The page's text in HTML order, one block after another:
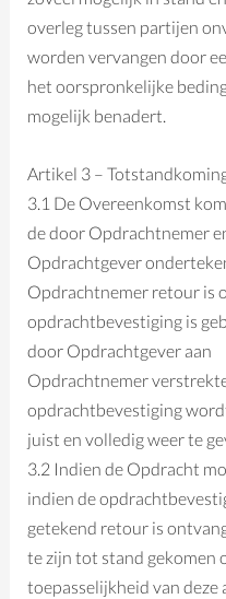
overleg tussen partijen
worden vervangen door
het oorspronkelijke
mogelijk benadert.
Artikel 3 –
3.1 De Overeenkomst
de door Opdrachtnemer
Opdrachtgever
Opdrachtnemer retour is
opdrachtbevestiging is
door Opdrachtgever aan
Opdrachtnemer
opdrachtbevestiging
juist en volledig weer te
3.2 Indien de Opdracht
indien de
getekend retour is
te zijn tot stand gekomen
toepasselijkheid van deze